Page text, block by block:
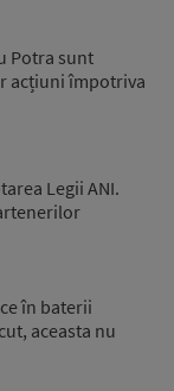
Potra sunt
acțiuni împotriva
Legii ANI.
în baterii
aceasta nu